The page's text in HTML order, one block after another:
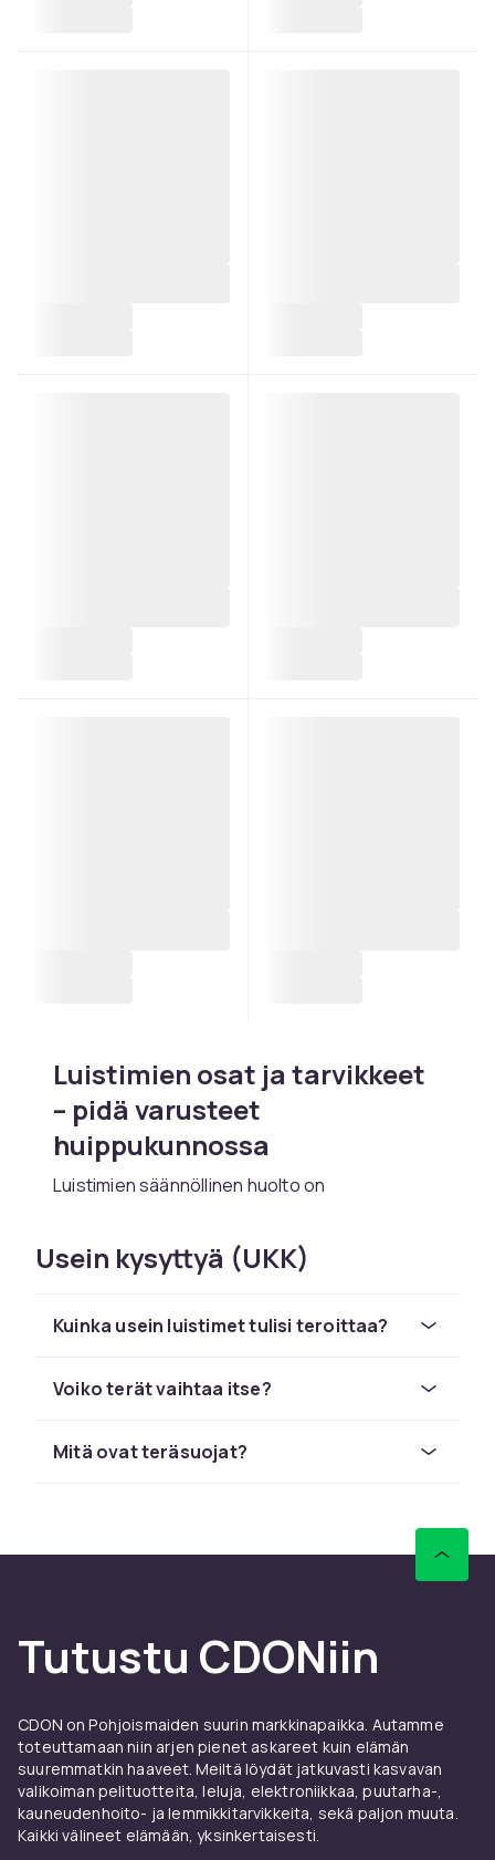
Luistimien osat ja tarvikkeet
– pidä varusteet
huippukunnossa
Luistimien säännöllinen huolto on
Luistimien osat ja tarvikkeet -kategoriasta
terät, teroittimet, teräsuojat ja muut
heikentää jäällä suoritusta. Säännöllinen
ulkopuolella liikkuessa, estäen naarmut ja
vauriot. Hyvät teräsuojat pidentävät luistimien
teräsuojat eri tyypeille ja kokoisia luistimia
varten.
Katso kaikkiluistimenterätvalikoimastamme.
Löydä sopivaluistimien teroitinkotikäyttöön.
Usein kysyttyä (UKK)
Kuinka usein luistimet tulisi teroittaa?
Voiko terät vaihtaa itse?
Mitä ovat teräsuojat?
Tutustu CDONiin
CDON on Pohjoismaiden suurin markkinapaikka. Autamme
toteuttamaan niin arjen pienet askareet kuin elämän
suuremmatkin haaveet. Meiltä löydät jatkuvasti kasvavan
valikoiman pelituotteita, leluja, elektroniikkaa, puutarha-,
kauneudenhoito- ja lemmikkitarvikkeita, sekä paljon muuta.
Kaikki välineet elämään, yksinkertaisesti.